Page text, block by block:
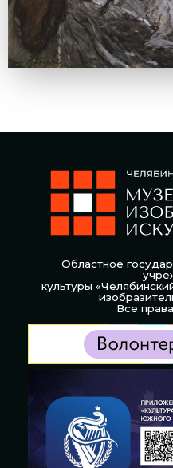
Областное
культуры
Все